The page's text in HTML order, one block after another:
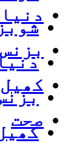
شوبز
دنیا
دنیا
بزنس
کھیل
صحت